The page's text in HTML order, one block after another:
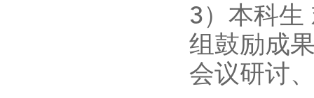
3 ）本科
组鼓励成
会议研讨